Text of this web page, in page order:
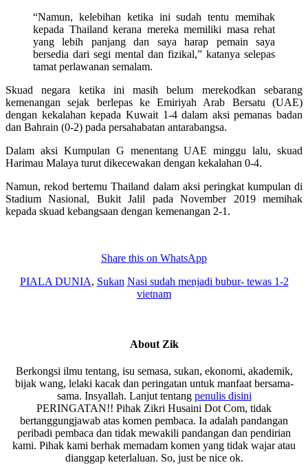
“Namun, kelebihan ketika ini sudah tentu memihak
kepada Thailand kerana mereka memiliki masa rehat
yang lebih panjang dan saya harap pemain saya
bersedia dari segi mental dan fizikal,” katanya selepas
tamat perlawanan semalam.
Skuad negara ketika ini masih belum merekodkan sebarang
kemenangan sejak berlepas ke Emiriyah Arab Bersatu (UAE)
dengan kekalahan kepada Kuwait 1-4 dalam aksi pemanas badan
dan Bahrain (0-2) pada persahabatan antarabangsa.
Dalam aksi Kumpulan G menentang UAE minggu lalu, skuad
Harimau Malaya turut dikecewakan dengan kekalahan 0-4.
Namun, rekod bertemu Thailand dalam aksi peringkat kumpulan di
Stadium Nasional, Bukit Jalil pada November 2019 memihak
kepada skuad kebangsaan dengan kemenangan 2-1.
Share this on WhatsApp
PIALA DUNIA, Sukan Nasi sudah menjadi bubur- tewas 1-2
vietnam
About Zik
Berkongsi ilmu tentang, isu semasa, sukan, ekonomi, akademik,
bijak wang, lelaki kacak dan peringatan untuk manfaat bersama-
sama. Insyallah. Lanjut tentang penulis disini
PERINGATAN!! Pihak Zikri Husaini Dot Com, tidak
bertanggungjawab atas komen pembaca. Ia adalah pandangan
peribadi pembaca dan tidak mewakili pandangan dan pendirian
kami. Pihak kami berhak memadam komen yang tidak wajar atau
dianggap keterlaluan. So, just be nice ok.